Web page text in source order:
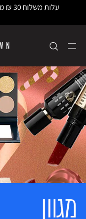
עלות משלוח 30 ₪ משלוח חינם ברכישה ב-249 ₪ ומעלה -